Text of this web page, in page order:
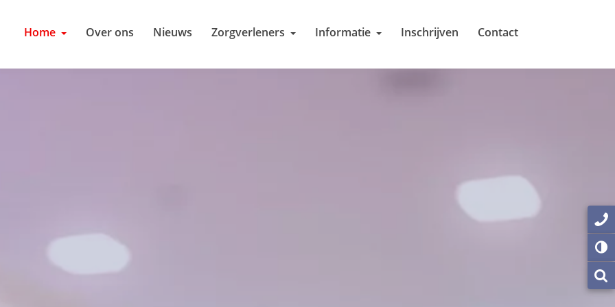
Home Over ons Nieuws Zorgverleners Informatie Inschrijven Contact